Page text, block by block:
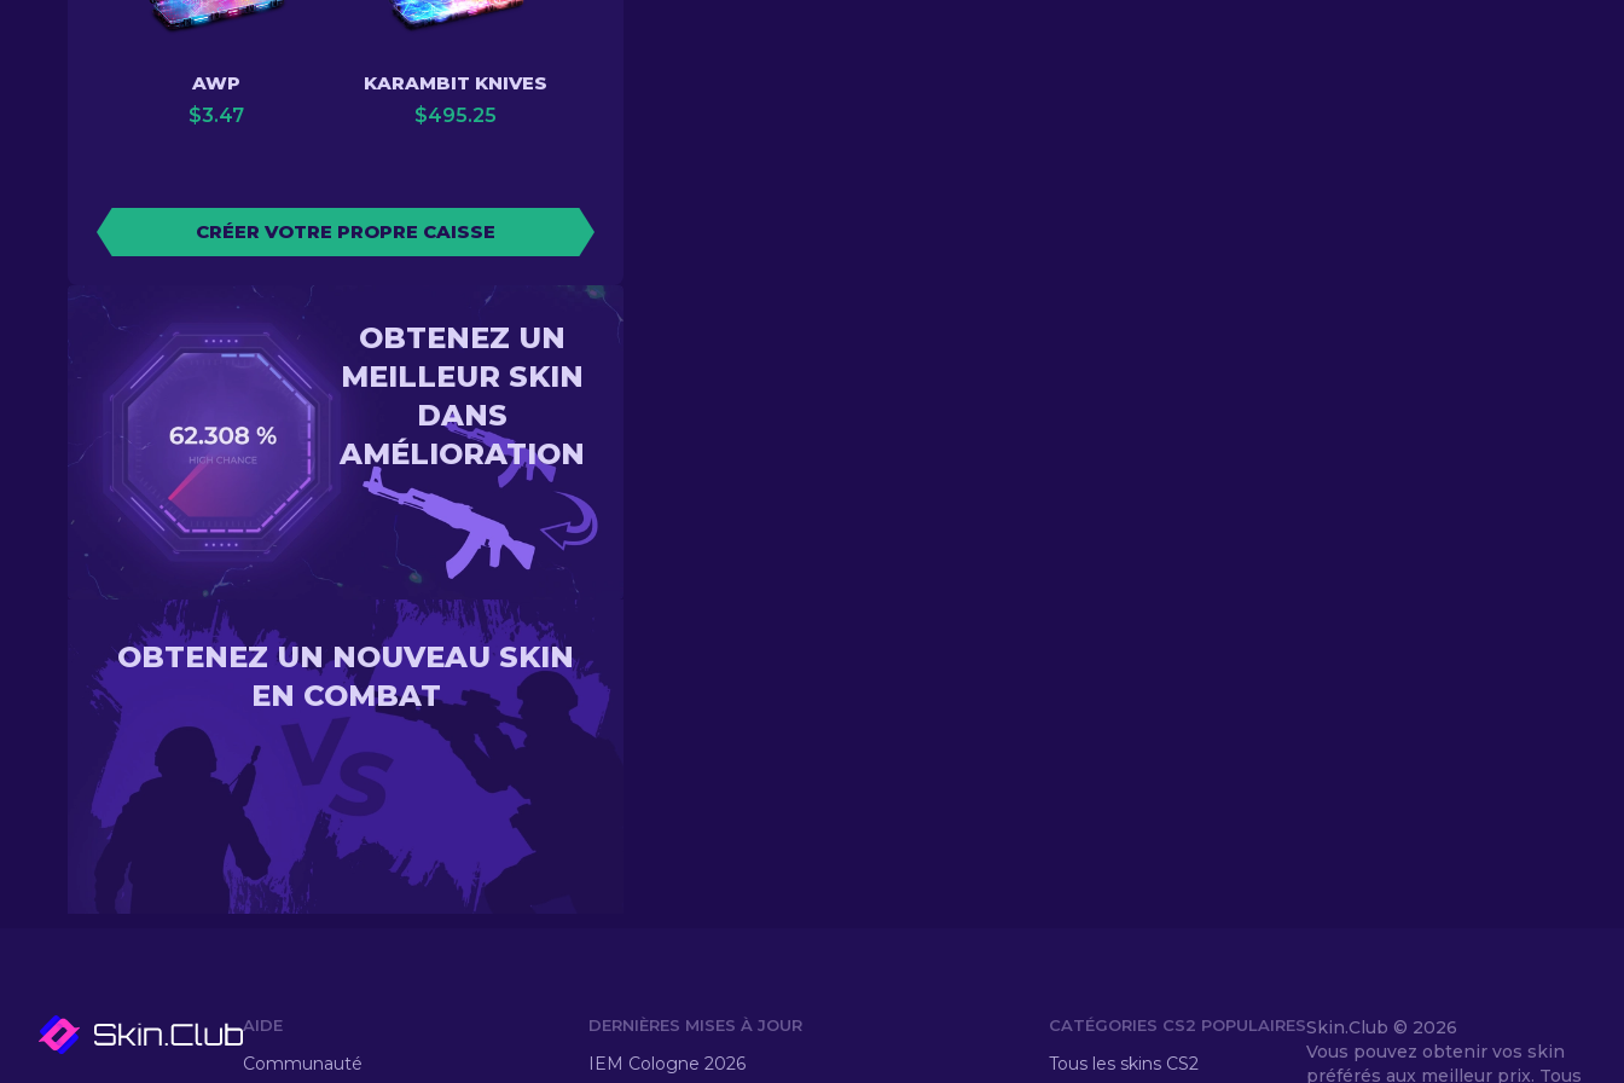
AWP
$3.47
KARAMBIT KNIVES
$495.25
CRÉER VOTRE PROPRE CAISSE
OBTENEZ UN
MEILLEUR SKIN
DANS
AMÉLIORATION
OBTENEZ UN NOUVEAU SKIN
EN COMBAT
AIDE
Communauté
DERNIÈRES MISES À JOUR
IEM Cologne 2026
CATÉGORIES CS2 POPULAIRES
Tous les skins CS2
Skin.Club © 2026
Vous pouvez obtenir vos skin
préférés aux meilleur prix. Tous